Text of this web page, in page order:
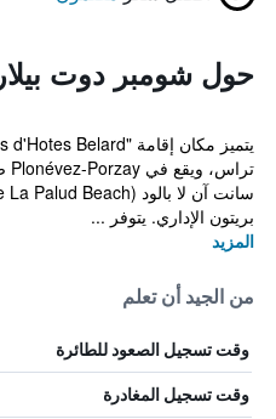
حول شومبر دوت بيلار
بريتون الإداري. يتوفر ...
المزيد
من الجيد أن تعلم
وقت تسجيل الصعود للطائرة
وقت تسجيل المغادرة